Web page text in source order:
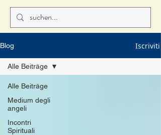
Blog Iscriviti
Alle Beiträge
Medium degli
angeli
Incontri
Spirituali
Alle Beiträge